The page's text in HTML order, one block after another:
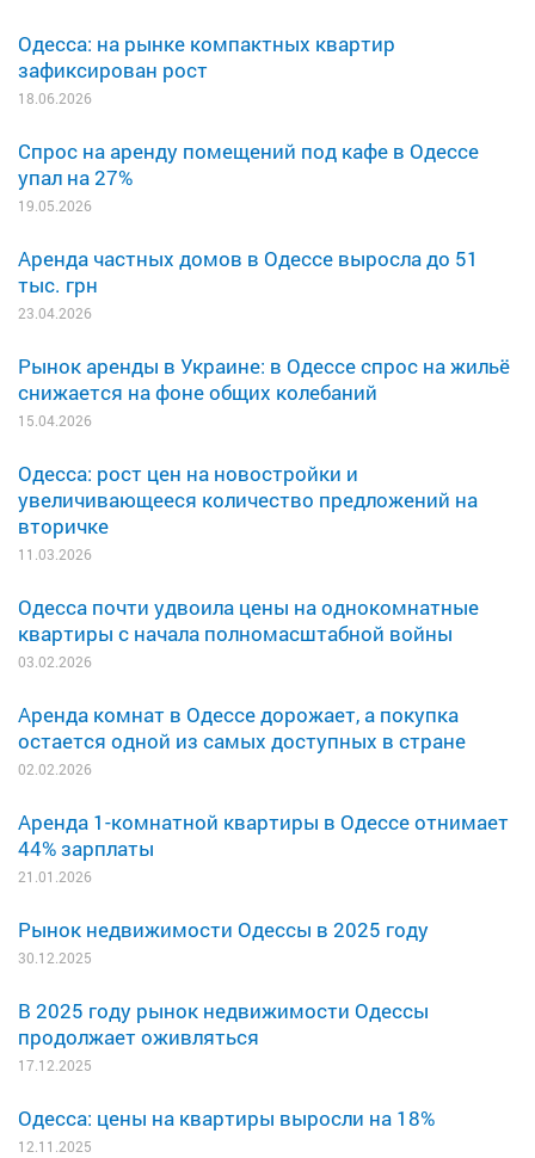
Одесса: на рынке компактных квартир
зафиксирован рост
18.06.2026
Спрос на аренду помещений под кафе в Одессе
упал на 27%
19.05.2026
Аренда частных домов в Одессе выросла до 51
тыс. грн
23.04.2026
Рынок аренды в Украине: в Одессе спрос на жильё
снижается на фоне общих колебаний
15.04.2026
Одесса: рост цен на новостройки и
увеличивающееся количество предложений на
вторичке
11.03.2026
Одесса почти удвоила цены на однокомнатные
квартиры с начала полномасштабной войны
03.02.2026
Аренда комнат в Одессе дорожает, а покупка
остается одной из самых доступных в стране
02.02.2026
Аренда 1-комнатной квартиры в Одессе отнимает
44% зарплаты
21.01.2026
Рынок недвижимости Одессы в 2025 году
30.12.2025
В 2025 году рынок недвижимости Одессы
продолжает оживляться
17.12.2025
Одесса: цены на квартиры выросли на 18%
12.11.2025